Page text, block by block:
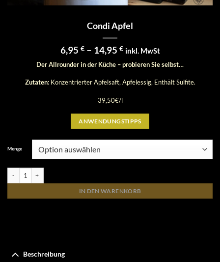
Condi Apfel
6,95 € – 14,95 €Preisspanne:
bis
14,95 €
inkl. MwSt
Der Allrounder in der Küche – probieren Sie selbst…
Zutaten:Konzentrierter Apfelsaft, Apfelessig, Enthält Sulfite.
39,50€/l
ANWENDUNGSTIPPS
Menge
IN DEN WARENKORB
Beschreibung